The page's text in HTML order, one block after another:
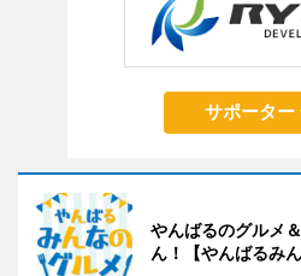
サポーター
やんばるのグルメ
ん！【やんばるみ